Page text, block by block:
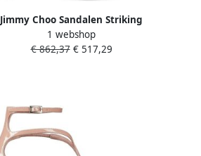
Jimmy Choo Sandalen Striking
Black Metallic Sandals in zwart
1 webshop
€ 862,37€ 517,29